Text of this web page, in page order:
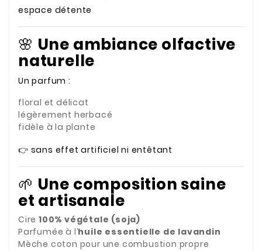
espace détente
🌸 Une ambiance olfactive
naturelle
Un parfum :
floral et délicat
légèrement herbacé
fidèle à la plante
👉 sans effet artificiel ni entêtant
🌱 Une composition saine
et artisanale
Cire 100% végétale (soja)
Parfumée à l’huile essentielle de lavandin
Mèche coton pour une combustion propre